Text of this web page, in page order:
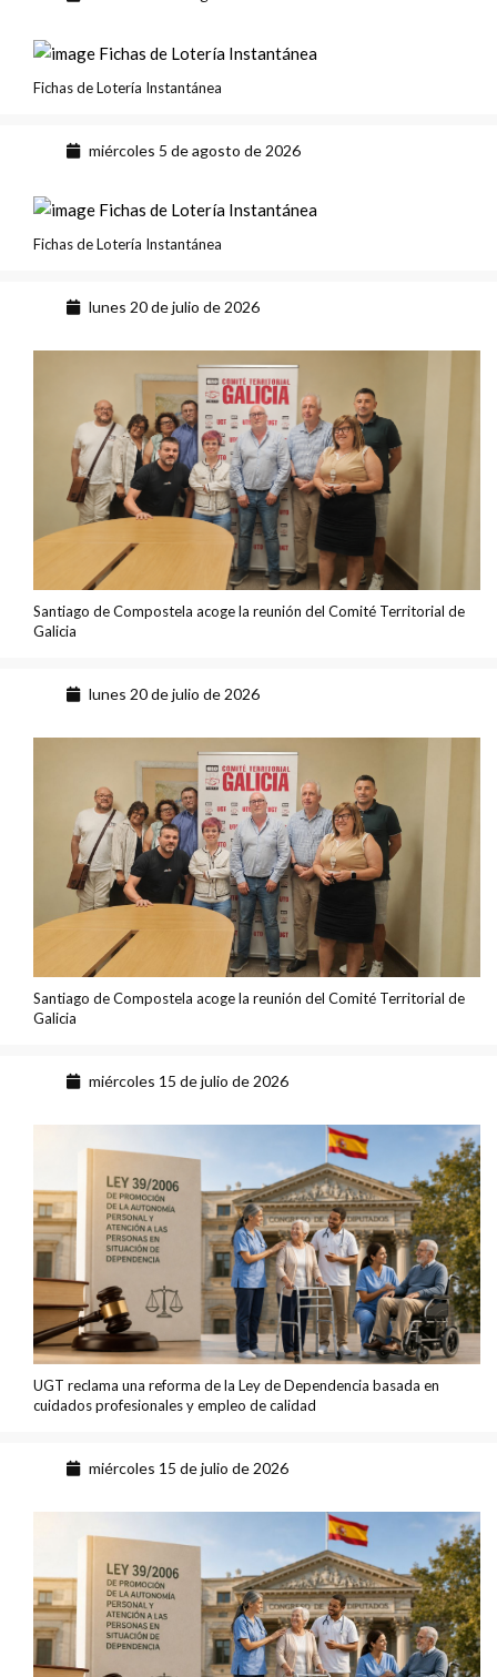
Fichas de Lotería Instantánea
miércoles 5 de agosto de 2026
Fichas de Lotería Instantánea
lunes 20 de julio de 2026
Santiago de Compostela acoge la reunión del Comité Territorial de
Galicia
lunes 20 de julio de 2026
Santiago de Compostela acoge la reunión del Comité Territorial de
Galicia
miércoles 15 de julio de 2026
UGT reclama una reforma de la Ley de Dependencia basada en
cuidados profesionales y empleo de calidad
miércoles 15 de julio de 2026